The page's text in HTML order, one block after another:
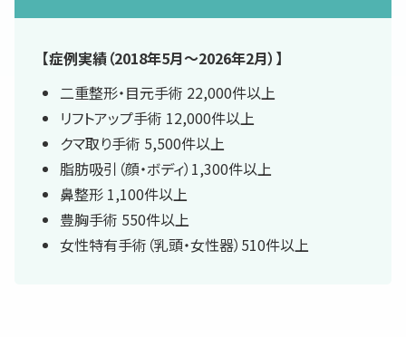
【症例実績（2018年5月〜2026年2月）】
二重整形・目元手術 22,000件以上
リフトアップ手術 12,000件以上
クマ取り手術 5,500件以上
脂肪吸引（顔・ボディ）1,300件以上
鼻整形 1,100件以上
豊胸手術 550件以上
女性特有手術（乳頭・女性器）510件以上